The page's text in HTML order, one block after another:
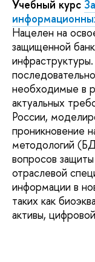
Учебный курс
Нацелен на
защищенной
необходимые в
актуальных
России,
проникновение
методологий
вопросов
отраслевой
информации в
таких как
активы,